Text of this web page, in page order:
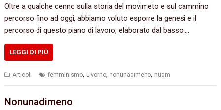
Oltre a qualche cenno sulla storia del movimeto e sul cammino
percorso fino ad oggi, abbiamo voluto esporre la genesi e il
percorso di questo piano di lavoro, elaborato dal basso,…
LEGGI DI PIÙ
Articoli femminismo, Livorno, nonunadimeno, nudm
Nonunadimeno